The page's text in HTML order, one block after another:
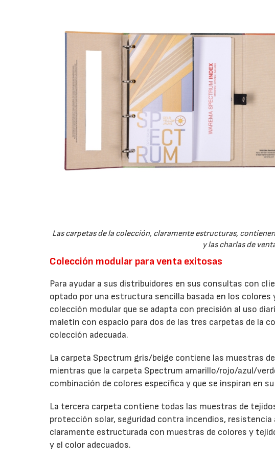
Las carpetas de la colección, claramente estructuras,
y las charlas de
Colección modular para venta exitosas
Para ayudar a sus distribuidores en sus consultas con
optado por una estructura sencilla basada en los
colección modular que se adapta con precisión al uso
maletín con espacio para dos de las tres carpetas de la
colección adecuada.
La carpeta Spectrum gris/beige contiene las muestras
mientras que la carpeta Spectrum amarillo/rojo/azul/
combinación de colores específica y que se inspiran en
La tercera carpeta contiene todas las muestras de
protección solar, seguridad contra incendios,
claramente estructurada con muestras de colores y
y el color adecuados.